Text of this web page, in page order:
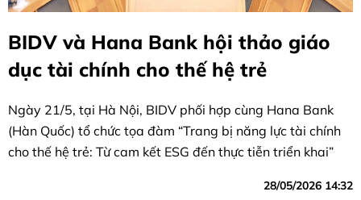
BIDV và Hana Bank hội thảo giáo
dục tài chính cho thế hệ trẻ
Ngày 21/5, tại Hà Nội, BIDV phối hợp cùng Hana Bank
(Hàn Quốc) tổ chức tọa đàm “Trang bị năng lực tài chính
cho thế hệ trẻ: Từ cam kết ESG đến thực tiễn triển khai”
28/05/2026 14:32